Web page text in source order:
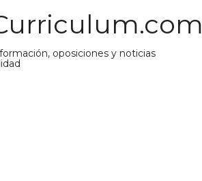
oposiciones y noticias